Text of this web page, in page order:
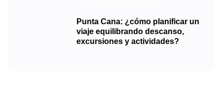
Punta Cana: ¿cómo planificar un
viaje equilibrando descanso,
excursiones y actividades?